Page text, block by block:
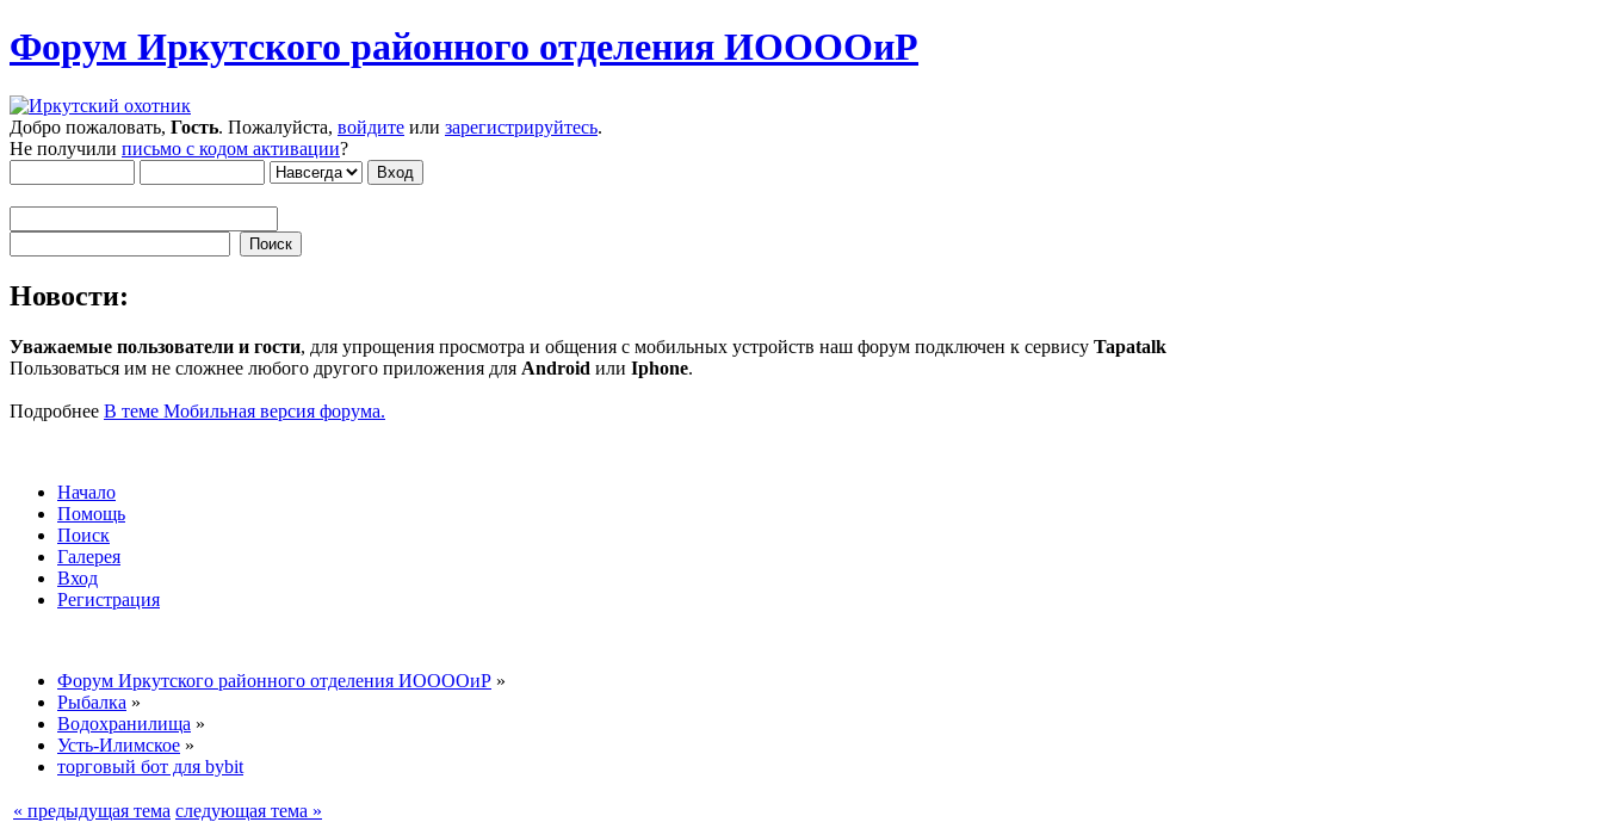
Форум Иркутского районного отделения ИООООиР
Добро пожаловать, Гость. Пожалуйста, войдите или зарегистрируйтесь.
Не получили письмо с кодом активации?
Новости:
Уважаемые пользователи и гости, для упрощения просмотра и общения с мобильных устройств наш форум подключен к сервису Tapatalk
Пользоваться им не сложнее любого другого приложения для Android или Iphone.
Подробнее В теме Мобильная версия форума.
Начало
Помощь
Поиск
Галерея
Вход
Регистрация
Форум Иркутского районного отделения ИООООиР »
Рыбалка »
Водохранилища »
Усть-Илимское »
торговый бот для bybit
« предыдущая тема следующая тема »